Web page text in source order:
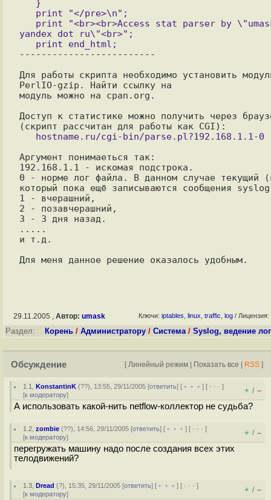
yandex dot ru\"<br>";
-------------------------
Для работы скрипта необходимо установить
PerlIO-gzip. Найти ссылку на
модуль можно на cpan.org.
Доступ к статистике можно получить через
Аргумент понимаеться так:
192.168.1.1 - искомая подстрока.
0 - норме лог файла. В данном случае текущий
который пока ещё записываются сообщения
1 - вчерашний,
2 - позавчерашний,
3 - 3 дня назад.
.....
и т.д.
29.11.2005 , Автор: umask Ключи: iptables linux traffic log / Лицензия:
Раздел: Корень / Администратору / Система/ Syslog, ведение
Обсуждение [ Линейный режим | Показать все | RSS ]
1.1 ,KonstantinK (??), 13:55, 29/11/2005 [ответить] [ ﹢﹢﹢] [ · · ·]
[к модератору] + / –
А использовать какой-нить netflow-коллектор не судьба?
1.2 ,zombie (??), 14:56, 29/11/2005 [ответить] [ ﹢﹢﹢] [ · · ·]
[к модератору] + / –
перегружать машину надо после создания всех этих
телодвижений?
1.3 ,Dread (?), 15:35, 29/11/2005 [ответить] [ ﹢﹢﹢] [ · · ·]
[к модератору] + / –